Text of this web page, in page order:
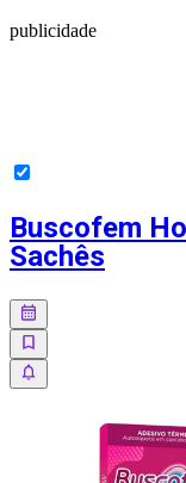
publicidade
Buscofem
Sachês